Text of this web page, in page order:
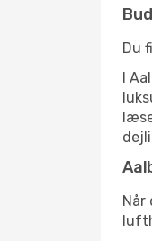
Du
I
Når